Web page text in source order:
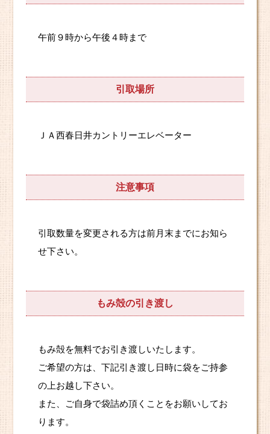
午前９時から午後４時まで
引取場所
ＪＡ西春日井カントリーエレベーター
注意事項
引取数量を変更される方は前月末までにお知ら
せ下さい。
もみ殻の引き渡し
もみ殻を無料でお引き渡しいたします。
ご希望の方は、下記引き渡し日時に袋をご持参
の上お越し下さい。
また、ご自身で袋詰め頂くことをお願いしてお
ります。